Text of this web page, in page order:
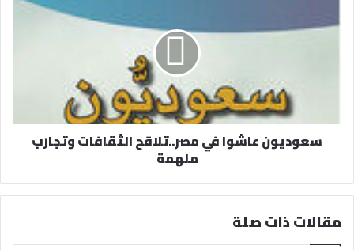
سعوديون عاشوا في مصر..تلاقح الثقافات وتجارب
ملهمة
مقالات ذات صلة